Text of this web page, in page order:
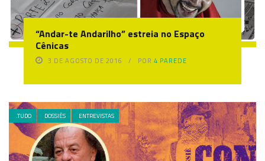
“Andar-te Andarilho” estreia no Espaço
Cênicas
3 DE AGOSTO DE 2016 POR4 PAREDE
.TUDO DOSSIÊS ENTREVISTAS